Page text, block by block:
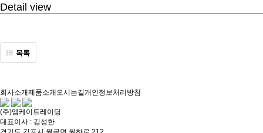
Detail view
목록
회사소개제품소개 오시는길개인정보처리방침
(주)엠케이트레이딩
대표이사 : 김성한